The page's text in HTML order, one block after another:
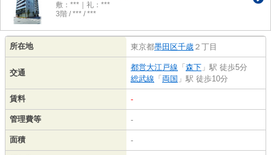
敷：***｜礼：***
3階 / *** / ***
所在地 東京都墨田区千歳 ２丁目
交通
都営大江戸線 「 森下 」駅 徒歩5分
総武線 「 両国 」駅 徒歩10分
賃料 -
管理費等 -
面積 -